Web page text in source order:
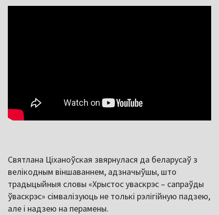
Святлана Ціханоўская звярнулася да беларусаў з
велікодным віншаваннем, адзначыўшы, што
традыцыйныя словы «Хрыстос уваскрэс – сапраўды
ўваскрэс» сімвалізуюць не толькі рэлігійную падзею,
але і надзею на перамены.